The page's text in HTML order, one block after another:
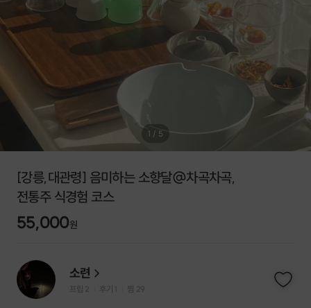
1 / 5
[강릉,대관령] 음미하는 소향달@차곡차곡,
전통주 식경험 코스
55,000원
소련
프립 2 후기 1 찜 29